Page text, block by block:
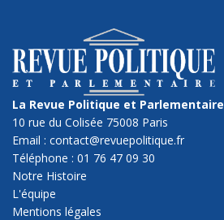
La Revue Politique et Parlementaire
10 rue du Colisée 75008 Paris
Email : contact@revuepolitique.fr
Téléphone : 01 76 47 09 30
Notre Histoire
L'équipe
Mentions légales